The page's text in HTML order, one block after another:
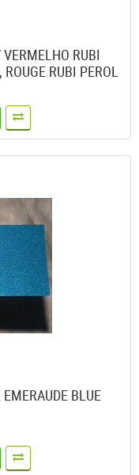
RUBI
ROUGE RUBI PEROL
BLUE